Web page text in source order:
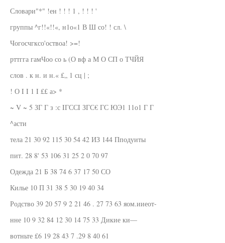
Словари"*" !ен ! ! ! 1 , ! ! ! '
группы ^г!!«!!«, н1о«1 В Ш со! ! сл. \
Чогосчгксо'оствоа! >=!
рттгга гамЧоо со ь (О вф а М О СП о ТЧЙЯ
слов . к н. и н.« £„ 1 сц | ;
! О I I 1 I ££ а> *
~ V ~ 5 ЗГ Г з :с IГССI ЗГС€ ГС ЮЭ1 11о1 Г Г
^асти
тела 21 30 92 115 30 54 42 ИЗ 144 Пподуиты
пит. 28 8' 53 106 31 25 2 0 70 97
Одежда 21 Б 38 74 6 37 17 50 СО
Килье 10 П 31 38 5 30 19 40 34
Родство 39 20 57 9 2 21 46 . 27 73 63 яом.ииеот-
нне 10 9 32 84 12 30 14 75 33 Дикие ки—
вотньте £6 19 28 43 7 .29 8 40 61